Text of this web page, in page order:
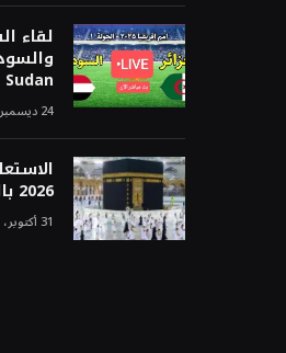
لقاء
Sudan والقنوات الناقلة
24 ديسمبر، 2025
2026 بالرقم القومي
31 أكتوبر، 2025